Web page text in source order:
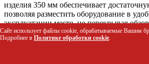
изделия 350 мм обеспечивает
позволяя разместить оборудование в
эксплуатации месте, не перекрывая
Покрытие хром защищает металл от
конструкции эстетичный вид,
Сайт использует файлы cookie, обрабатываемые Вашим
Подробнее в Политике обработки cookie.